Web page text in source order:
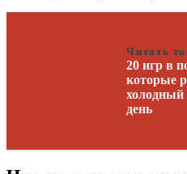
Читать
20 игр в
которые
день